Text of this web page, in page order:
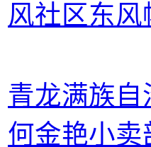
风社区东风
青龙满族
何金艳小卖